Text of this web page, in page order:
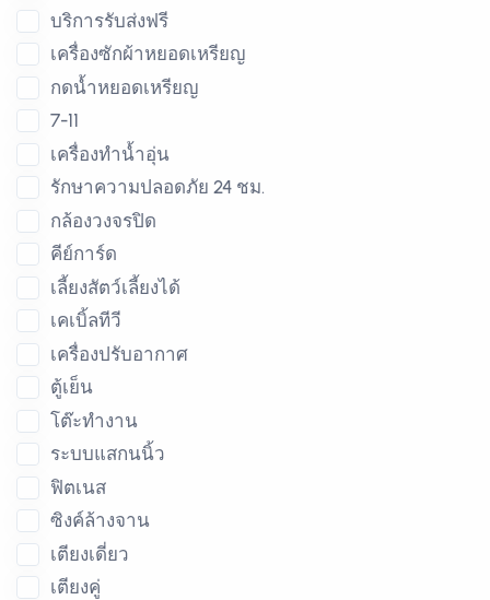
บริการรับส่งฟรี
เครื่องซักผ้าหยอดเหรียญ
กดน้ำหยอดเหรียญ
7-11
เครื่องทำน้ำอุ่น
รักษาความปลอดภัย 24 ชม.
กล้องวงจรปิด
คีย์การ์ด
เลี้ยงสัตว์เลี้ยงได้
เคเบิ้ลทีวี
เครื่องปรับอากาศ
ตู้เย็น
โต๊ะทำงาน
ระบบแสกนนิ้ว
ฟิตเนส
ซิงค์ล้างจาน
เตียงเดี่ยว
เตียงคู่